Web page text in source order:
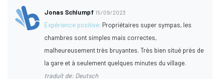
Jonas Schlumpf 15/09/2023
Expérience positive: Propriétaires super sympas, les
chambres sont simples mais correctes,
malheureusement très bruyantes. Très bien situé près de
la gare et à seulement quelques minutes du village.
traduit de: Deutsch